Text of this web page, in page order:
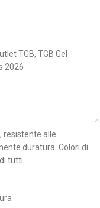
TGB, TGB Gel
2026
resistente alle
duratura. Colori di
tutti.